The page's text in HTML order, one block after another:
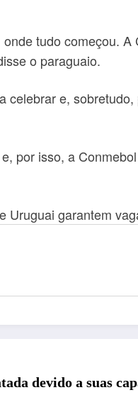
tudo começou.
o paraguaio.
celebrar e,
por isso, a
Uruguai garantem
devido a suas